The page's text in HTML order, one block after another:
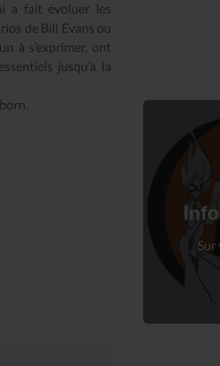
a fait évoluer les
de Bill Evans ou
à s’exprimer, ont
jusqu’à la
Sur
à